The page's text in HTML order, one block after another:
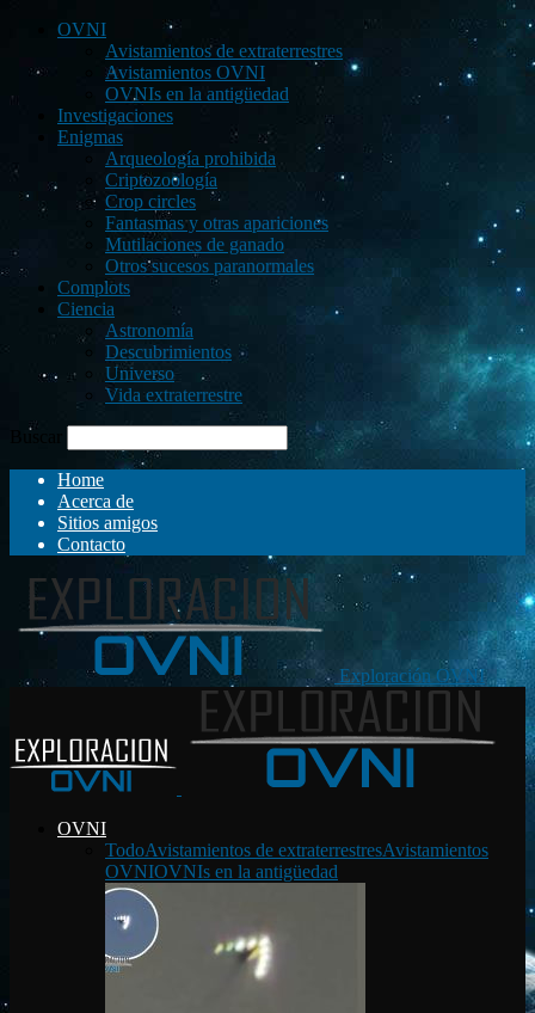
OVNI
Avistamientos de extraterrestres
Avistamientos OVNI
OVNIs en la antigüedad
Investigaciones
Enigmas
Arqueología prohibida
Criptozoología
Crop circles
Fantasmas y otras apariciones
Mutilaciones de ganado
Otros sucesos paranormales
Complots
Ciencia
Astronomía
Descubrimientos
Universo
Vida extraterrestre
Buscar
Home
Acerca de
Sitios amigos
Contacto
Exploración OVNI
OVNI
TodoAvistamientos de extraterrestresAvistamientos
OVNIOVNIs en la antigüedad